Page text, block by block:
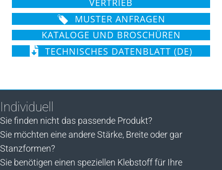
VERTRIEB
MUSTER ANFRAGEN
KATALOGE UND BROSCHÜREN
TECHNISCHES DATENBLATT (DE)
Individuell
Sie finden nicht das passende Produkt?
Sie möchten eine andere Stärke, Breite oder gar
Stanzformen?
Sie benötigen einen speziellen Klebstoff für Ihre